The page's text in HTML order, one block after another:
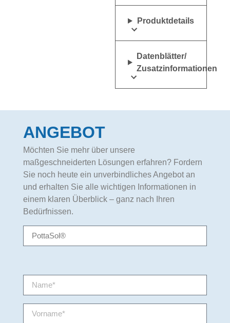
Produktdetails
Datenblätter/
Zusatzinformationen
ANGEBOT
Möchten Sie mehr über unsere
maßgeschneiderten Lösungen erfahren? Fordern
Sie noch heute ein unverbindliches Angebot an
und erhalten Sie alle wichtigen Informationen in
einem klaren Überblick – ganz nach Ihren
Bedürfnissen.